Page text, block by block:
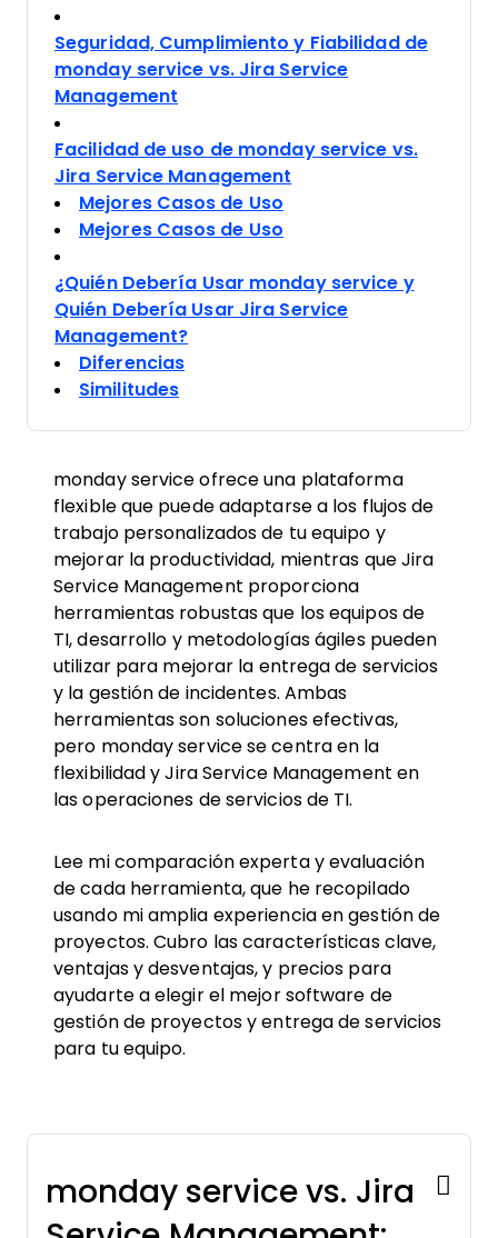
Seguridad, Cumplimiento y Fiabilidad de
monday service vs. Jira Service
Management
Facilidad de uso de monday service vs.
Jira Service Management
Mejores Casos de Uso
Mejores Casos de Uso
¿Quién Debería Usar monday service y
Quién Debería Usar Jira Service
Management?
Diferencias
Similitudes
monday service ofrece una plataforma
flexible que puede adaptarse a los flujos de
trabajo personalizados de tu equipo y
mejorar la productividad, mientras que Jira
Service Management proporciona
herramientas robustas que los equipos de
TI, desarrollo y metodologías ágiles pueden
utilizar para mejorar la entrega de servicios
y la gestión de incidentes. Ambas
herramientas son soluciones efectivas,
pero monday service se centra en la
flexibilidad y Jira Service Management en
las operaciones de servicios de TI.
Lee mi comparación experta y evaluación
de cada herramienta, que he recopilado
usando mi amplia experiencia en gestión de
proyectos. Cubro las características clave,
ventajas y desventajas, y precios para
ayudarte a elegir el mejor software de
gestión de proyectos y entrega de servicios
para tu equipo.
monday service vs. Jira